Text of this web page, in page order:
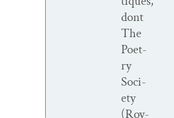
dont
The
Poet­
ry
Soci­
ety
(Roy­